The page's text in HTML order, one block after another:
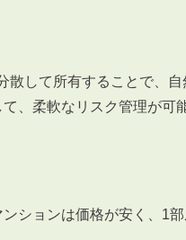
して所有することで、
、柔軟なリスク管理が可
ションは価格が安く、1